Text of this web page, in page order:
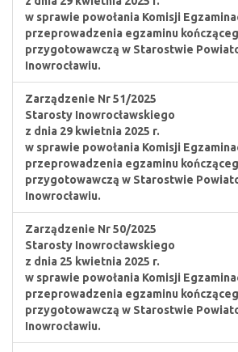
w sprawie powołania Komisji
przeprowadzenia egzaminu
przygotowawczą w Starostwie
Inowrocławiu.
Zarządzenie Nr 51/2025
Starosty Inowrocławskiego
z dnia 29 kwietnia 2025 r.
w sprawie powołania Komisji
przeprowadzenia egzaminu
przygotowawczą w Starostwie
Inowrocławiu.
Zarządzenie Nr 50/2025
Starosty Inowrocławskiego
z dnia 25 kwietnia 2025 r.
w sprawie powołania Komisji
przeprowadzenia egzaminu
przygotowawczą w Starostwie
Inowrocławiu.